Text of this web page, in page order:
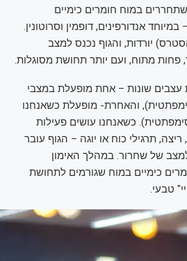
במוח חומרים כימיים
אנדורפינים, דופמין וסרוטונין.
יורדות, והגוף נכנס למצב
פחות מתוח, ועם יותר תחושת מסוגלות.
עצבים שונות – אחת מופעלת במצבי
והאחרת- מופעלת כשאנחנו
כשאנחנו עושים פעילות
תרגילי כוח או יוגה – הגוף עובר
של שחרור. במהלך האימון
כימיים במוח שגורמים לתחושת
טבעי.